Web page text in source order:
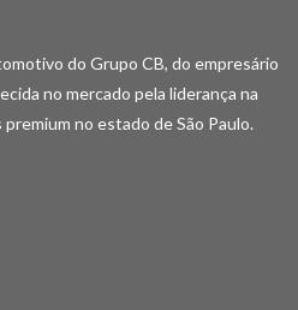
do Grupo CB, do empresário
no mercado pela liderança na
no estado de São Paulo.